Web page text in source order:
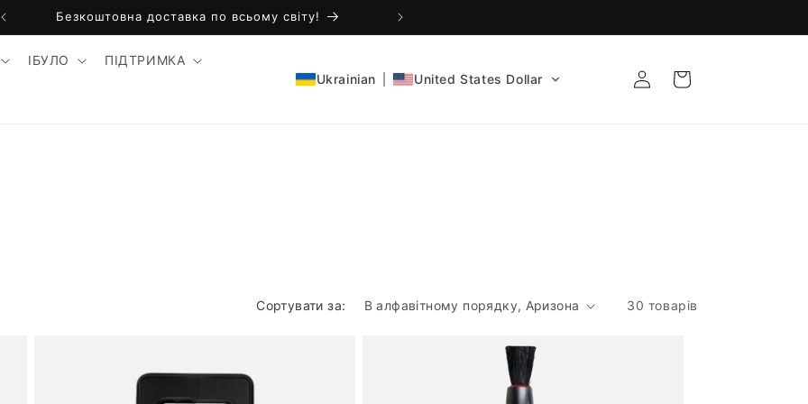
Безкоштовна доставка по всьому світу!
ІБУЛО ПІДТРИМКА
Ukrainian United States Dollar Увійти Кошик
Сортувати за: 30 товарів